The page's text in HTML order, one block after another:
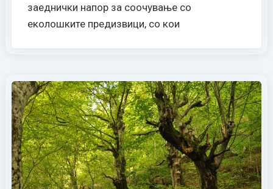
заеднички напор за соочување со
еколошките предизвици, со кои